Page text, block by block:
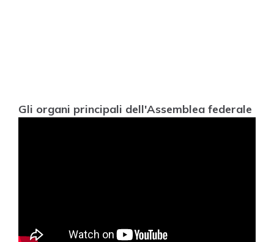
Gli organi principali dell'Assemblea federale